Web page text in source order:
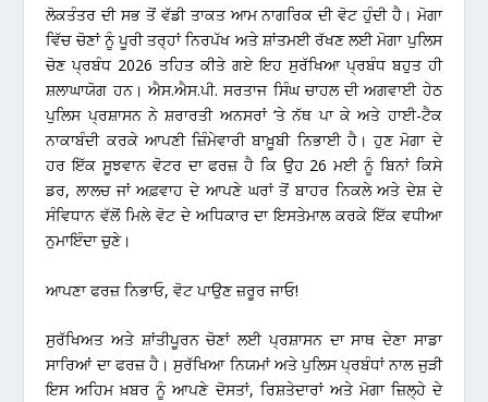
ਲੋਕਤੰਤਰ ਦੀ ਸਭ ਤੋਂ ਵੱਡੀ ਤਾਕਤ ਆਮ ਨਾਗਰਿਕ ਦੀ ਵੋਟ ਹੁੰਦੀ ਹੈ। ਮੋਗਾ
ਵਿੱਚ ਚੋਣਾਂ ਨੂੰ ਪੂਰੀ ਤਰ੍ਹਾਂ ਨਿਰਪੱਖ ਅਤੇ ਸ਼ਾਂਤਮਈ ਰੱਖਣ ਲਈਮੋਗਾ ਪੁਲਿਸ
ਚੋਣ ਪ੍ਰਬੰਧ 2026 ਤਹਿਤ ਕੀਤੇ ਗਏ ਇਹ ਸੁਰੱਖਿਆ ਪ੍ਰਬੰਧ ਬਹੁਤ ਹੀ
ਸ਼ਲਾਘਾਯੋਗ ਹਨ। ਐਸ.ਐਸ.ਪੀ. ਸਰਤਾਜ ਸਿੰਘ ਚਾਹਲ ਦੀ ਅਗਵਾਈ ਹੇਠ
ਪੁਲਿਸ ਪ੍ਰਸ਼ਾਸਨ ਨੇ ਸ਼ਰਾਰਤੀ ਅਨਸਰਾਂ ‘ਤੇ ਨੱਥ ਪਾ ਕੇ ਅਤੇ ਹਾਈ-ਟੈਕ
ਨਾਕਾਬੰਦੀ ਕਰਕੇ ਆਪਣੀ ਜ਼ਿੰਮੇਵਾਰੀ ਬਾਖ਼ੂਬੀ ਨਿਭਾਈ ਹੈ। ਹੁਣ ਮੋਗਾ ਦੇ
ਹਰ ਇੱਕ ਸੂਝਵਾਨ ਵੋਟਰ ਦਾ ਫਰਜ਼ ਹੈ ਕਿ ਉਹ 26 ਮਈ ਨੂੰ ਬਿਨਾਂ ਕਿਸੇ
ਡਰ, ਲਾਲਚ ਜਾਂ ਅਫ਼ਵਾਹ ਦੇ ਆਪਣੇ ਘਰਾਂ ਤੋਂ ਬਾਹਰ ਨਿਕਲੇ ਅਤੇ ਦੇਸ਼ ਦੇ
ਸੰਵਿਧਾਨ ਵੱਲੋਂ ਮਿਲੇ ਵੋਟ ਦੇ ਅਧਿਕਾਰ ਦਾ ਇਸਤੇਮਾਲ ਕਰਕੇ ਇੱਕ ਵਧੀਆ
ਨੁਮਾਇੰਦਾ ਚੁਣੇ।
ਆਪਣਾ ਫਰਜ਼ ਨਿਭਾਓ, ਵੋਟ ਪਾਉਣ ਜ਼ਰੂਰ ਜਾਓ!
ਸੁਰੱਖਿਅਤ ਅਤੇ ਸ਼ਾਂਤੀਪੂਰਨ ਚੋਣਾਂ ਲਈ ਪ੍ਰਸ਼ਾਸਨ ਦਾ ਸਾਥ ਦੇਣਾ ਸਾਡਾ
ਸਾਰਿਆਂ ਦਾ ਫਰਜ਼ ਹੈ। ਸੁਰੱਖਿਆ ਨਿਯਮਾਂ ਅਤੇ ਪੁਲਿਸ ਪ੍ਰਬੰਧਾਂ ਨਾਲ ਜੁੜੀ
ਇਸ ਅਹਿਮ ਖ਼ਬਰ ਨੂੰ ਆਪਣੇ ਦੋਸਤਾਂ, ਰਿਸ਼ਤੇਦਾਰਾਂ ਅਤੇ ਮੋਗਾ ਜ਼ਿਲ੍ਹੇ ਦੇ